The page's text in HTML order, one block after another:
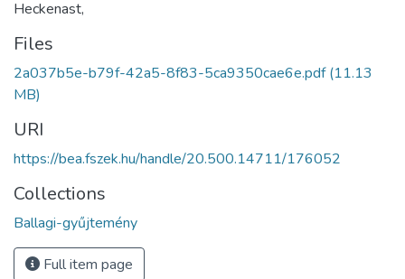
Heckenast,
Files
2a037b5e-b79f-42a5-8f83-5ca9350cae6e.pdf(11.13
MB)
URI
https://bea.fszek.hu/handle/20.500.14711/176052
Collections
Ballagi-gyűjtemény
Full item page